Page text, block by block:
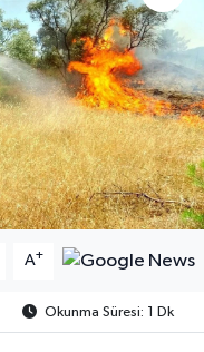
A+
Okunma Süresi: 1 Dk